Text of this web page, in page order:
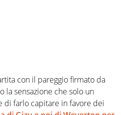
con il pareggio firmato da
la sensazione che solo un
di farlo capitare in favore dei